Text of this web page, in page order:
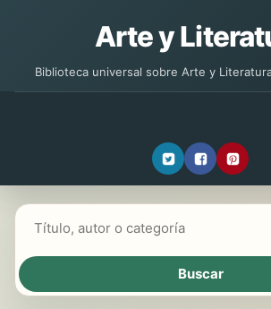
Arte y
Biblioteca universal sobre Arte y